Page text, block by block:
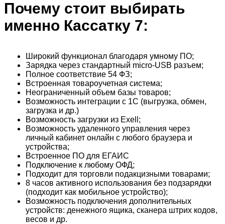
Почему стоит выбирать
именно Кассатку 7:
Широкий функционал благодаря умному ПО;
Зарядка через стандартный micro-USB разъем;
Полное соответствие 54 ФЗ;
Встроенная товароучетная система;
Неограниченный объем базы товаров;
Возможность интеграции с 1С (выгрузка, обмен,
загрузка и др.)
Возможность загрузки из Exell;
Возможность удаленного управления через
личный кабинет онлайн с любого браузера и
устройства;
Встроенное ПО для ЕГАИС
Подключение к любому ОФД;
Подходит для торговли подакцизными товарами;
8 часов активного использования без подзарядки
(подходит как мобильное устройство);
Возможность подключения дополнительных
устройств: денежного ящика, сканера штрих кодов,
весов и др.